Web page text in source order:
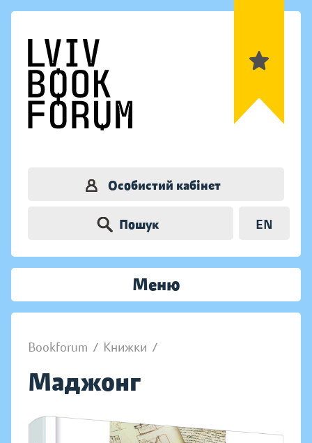
Особистий кабінет
Пошук EN
Меню
Bookforum / Книжки /
Маджонг